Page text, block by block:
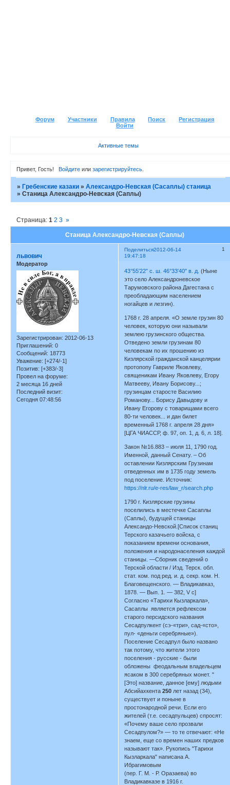
Форум Участники Правила Поиск
Регистрация
Войти
Активные темы
Привет, Гость! Войдитеили зарегистрируйтесь.
»Гребенские казаки »Александро-Невская (Сасаплы) станица
»Станица Александро-Невская (Саплы)
Станица Александро-Невская (Саплы)
Страница:1 2 3 »
Поделиться 1
2012-06-14
19:47:18
львович
Модератор
Зарегистрирован: 2012-06-13
Приглашений: 0
Сообщений: 18773
Уважение: [+274/-1]
Позитив: [+383/-3]
Провел на форуме:
2 месяца 16 дней
Последний визит:
Сегодня 07:48:56
43°55′22″ с. ш. 46°33′40″ в. д. (Ныне
это село Александроневское
Тарумовского района Дагестана с
преобладающим населением
ногайцев и лезгин).
1768 г. 28 апреля. «О земле грузин 80
человек, которую они называли
землею грузинского общества.
Отведено земли грузинам 80
человекам по их прошению из
Кизлярской гражданской канцелярии
протопопу Гавриле Яковлеву,
священикам Ивану Яковлеву, Егору
Матвееву, Ивану Борисову...;
грузинцам старосте Василию
Романову... Борису Давыдову и
Ивану Егорову с товарищами всего
80-ти человек... и дан билет
временный 1768 г. апреля 28 дня»
[ЦГА ЧИАССР, ф. 97, оп. 1, д. 6, л. 18].
Закон №16.883 – июля 11, 1790 год.
Именной, данный Сенату. – Об
оставлении Кизлярским Грузинам
отведенных им в 1735 году земель
под поселение. Источник:
https://nlr.ru/e-res/law_r/search.php
1790 г. Кизлярские грузины
поселились в местечке Сасаплы
(Саплы), будущей станицы
Александо-Невской.[Список станиц
Терского казачьего войска, с
показанием времени основания,
положения и народонаселения каждой
станицы. —Сборник сведений о
Терской области / Изд. Терск. обл.
стат. ком. под ред. и. д. секр. ком. Н.
Благовещенского. — Владикавказ,
1878. — Вып. 1. — 382, V с]
Согласно «Тарихи Кызларкала»,
Сасаплы является рефлексом
старого персидского названия
Сесадпулкент (сэ-«три», сад-«сто»,
пул- «деньги серебряные»).
Поселение Сесадпул было названо
так потому, что жители этого
поселения - русские - были
обложены феодальным владельцем
ясаком в 300 серебряных монет. "
[Это] название, данное [ему] людьми
Абсийахкента250 лет назад (34),
существует и поныне в
простонародной речи. Если его
жителей (т.е. сесадпульцев) спросят:
«Почему ваше село прозвали
Сесадпулом?» — то те отвечают: «Не
знаем, еще со времен наших предков
называют так». Рукопись "Тарихи
Кызларкала" написана А.
Ибрагимовым
(пер. Г. М. - Р. Оразаева) во
Владикавказе в 1916 г.